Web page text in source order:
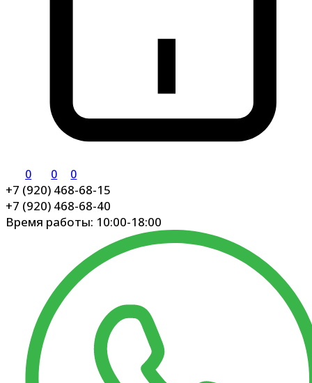
0 0 0
+7 (920) 468-68-15
+7 (920) 468-68-40
Время работы: 10:00-18:00